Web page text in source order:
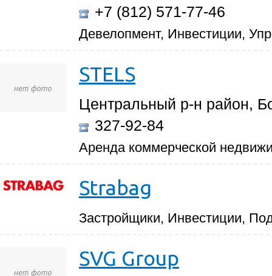
+7 (812) 571-77-46
Девелопмент, Инвестиции,
STELS
Центральный р-н район,
327-92-84
Аренда коммерческой
Strabag
Застройщики, Инвестиции,
SVG Group